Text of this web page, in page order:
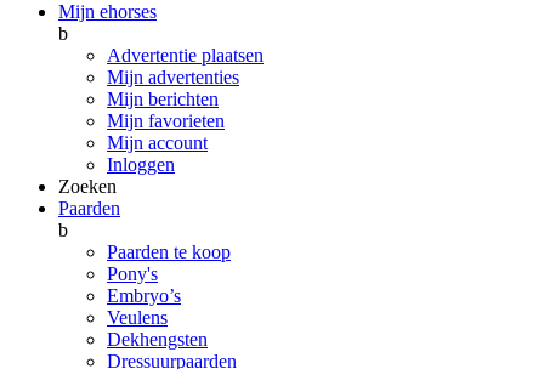
Mijn ehorses
b
Advertentie plaatsen
Mijn advertenties
Mijn berichten
Mijn favorieten
Mijn account
Inloggen
Zoeken
Paarden
b
Paarden te koop
Pony's
Embryo’s
Veulens
Dekhengsten
Dressuurpaarden